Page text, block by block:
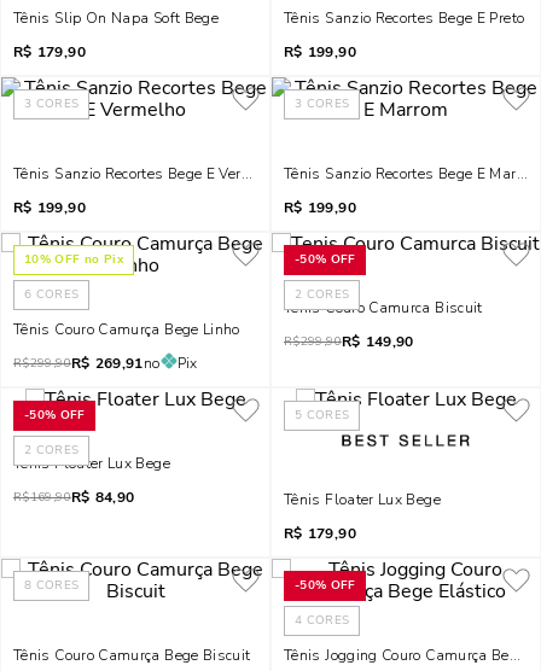
Tênis Slip On Napa Soft Bege
R$ 179,90
Tênis Sanzio Recortes Bege E Preto
R$ 199,90
3 CORES
Tênis Sanzio Recortes Bege E Vermelho
R$ 199,90
3 CORES
Tênis Sanzio Recortes Bege E
R$ 199,90
10% OFF no Pix
6 CORES
Tênis Couro Camurça Bege Linho
R$299,90R$ 269,91no Pix
-50% OFF
2 CORES
Tenis Couro Camurca Biscuit
R$299,90R$ 149,90
-50% OFF
2 CORES
Tênis Floater Lux Bege
R$169,90R$ 84,90
5 CORES
Tênis Floater Lux Bege
R$ 179,90
8 CORES
Tênis Couro Camurça Bege Biscuit
-50% OFF
4 CORES
Tênis Jogging Couro Camurça Bege